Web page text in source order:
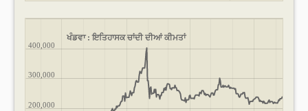
ਖੰਡਵਾ : ਇਤਿਹਾਸਕ ਚਾਂਦੀ ਦੀਆਂ ਕੀਮਤਾਂ
200,000
300,000
400,000